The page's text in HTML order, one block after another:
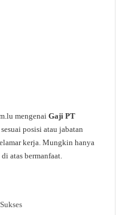
mengenaiGaji PT
posisi atau jabatan
kerja. Mungkin hanya
atas bermanfaat.